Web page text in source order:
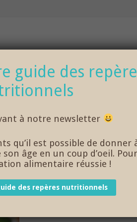
saison… et cela change tout !
/ Recettes bébé 18 mois et plus/
guide des
à notre newsletter
qu’il est possible de donner
âge en un coup d’oeil. Pour
alimentaire réussie !
des repères nutritionnels